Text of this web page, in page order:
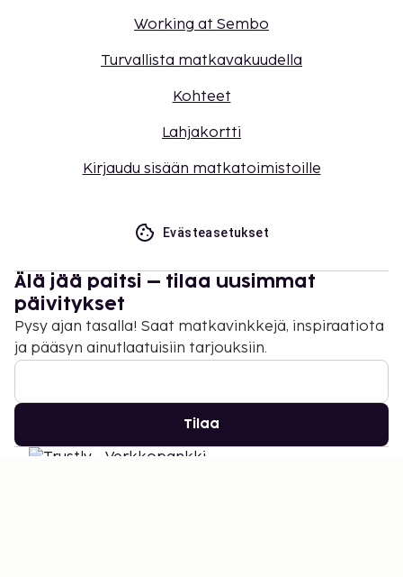
Working at Sembo
Turvallista matkavakuudella
Kohteet
Lahjakortti
Kirjaudu sisään matkatoimistoille
Evästeasetukset
Älä jää paitsi – tilaa uusimmat
päivitykset
Pysy ajan tasalla! Saat matkavinkkejä, inspiraatiota
ja pääsyn ainutlaatuisiin tarjouksiin.
Tilaa